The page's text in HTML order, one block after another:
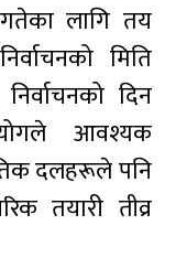
लागि तय
मिति
दिन
आवश्यक
दलहरूले पनि
तयारी तीव्र